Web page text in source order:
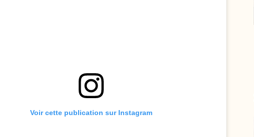
Voir cette publication sur Instagram